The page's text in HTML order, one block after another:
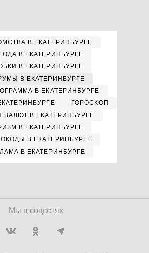
В ЕКАТЕРИНБУРГЕ
В ЕКАТЕРИНБУРГЕ
В ЕКАТЕРИНБУРГЕ
В ЕКАТЕРИНБУРГЕ
В ЕКАТЕРИНБУРГЕ
ГОРОСКОП
ВАЛЮТ В ЕКАТЕРИНБУРГЕ
В ЕКАТЕРИНБУРГЕ
В ЕКАТЕРИНБУРГЕ
В ЕКАТЕРИНБУРГЕ
Мы в соцсетях